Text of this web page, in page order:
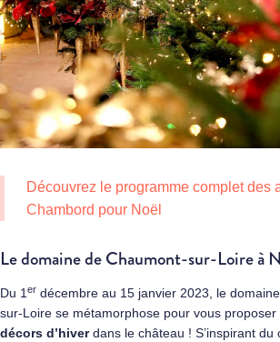
Découvrez le programme complet des
Chambord pour Noël
Le domaine de Chaumont-sur-Loire à
Du 1er décembre au 15 janvier 2023, le
sur-Loire se métamorphose pour vous proposer
décors d’hiverdans le château ! S’inspirant du